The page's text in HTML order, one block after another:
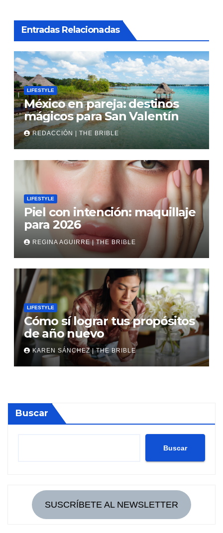
Entradas Relacionadas
LIFESTYLE
México en pareja: destinos
mágicos para San Valentín
REDACCIÓN | THE BRIBLE
LIFESTYLE
Piel con intención: maquillaje
para 2026
REGINA AGUIRRE | THE BRIBLE
LIFESTYLE
Cómo sí lograr tus propósitos
de año nuevo
KAREN SÁNCHEZ | THE BRIBLE
Buscar
Buscar
SUSCRÍBETE AL NEWSLETTER